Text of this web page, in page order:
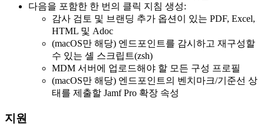
다음을 포함한 한 번의 클릭 지침 생성:
감사 검토 및 브랜딩 추가 옵션이 있는 PDF, Excel,
HTML 및 Adoc
(macOS만 해당) 엔드포인트를 감시하고 재구성할
수 있는 셸 스크립트(zsh)
MDM 서버에 업로드해야 할 모든 구성 프로필
(macOS만 해당) 엔드포인트의 벤치마크/기준선 상
태를 제출할 Jamf Pro 확장 속성
지원